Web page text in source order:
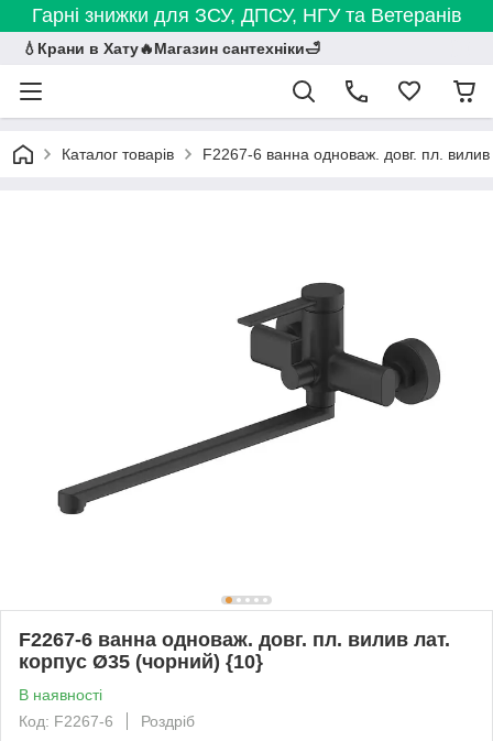
Гарні знижки для ЗСУ, ДПСУ, НГУ та Ветеранів
💧Крани в Хату🔥Магазин сантехніки🛁
Каталог товарів F2267-6 ванна одноваж. довг. пл.
F2267-6 ванна одноваж. довг. пл. вилив лат.
корпус Ø35 (чорний) {10}
В наявності
Код: F2267-6
Роздріб